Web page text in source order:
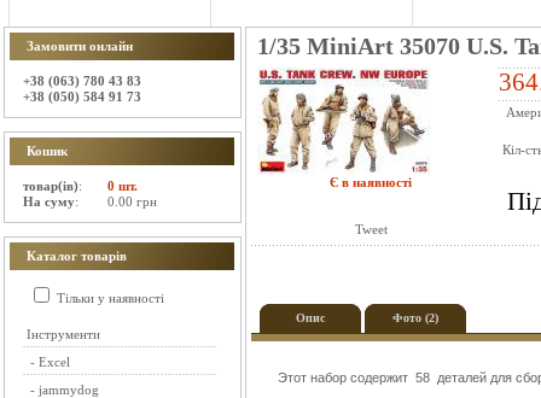
Замовити онлайн
+38 (063) 780 43 83
+38 (050) 584 91 73
Кошик
товар(ів):
0 шт.
На суму: 0.00 грн
Каталог товарів
Тільки у наявності
Інструменти
- Excel
- jammydog
1/35 MiniArt 35070 U.S.
Є в наявності
Tweet
Кіл-
Опис Фото (2)
Этот набор содержит 58 деталей для